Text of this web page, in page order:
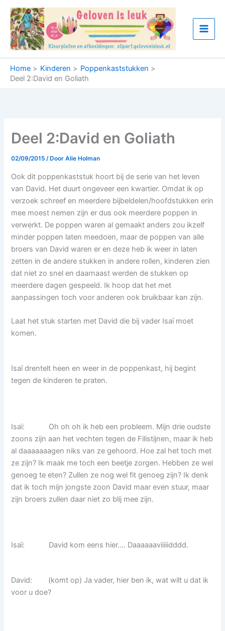
naar
inhoud
Home Kinderen
Poppenkaststukken
Deel 2:David en Goliath
Deel 2:David en Goliath
02/09/2015/ DoorAlie Holman
Ook dit poppenkaststuk hoort bij de serie van het leven
van David. Het duurt ongeveer een kwartier. Omdat ik op
verzoek schreef en meerdere bijbeldelen/hoofdstukken erin
mee moest nemen zijn er dus ook meerdere poppen in
verwerkt. De poppen waren al gemaakt anders zou ikzelf
minder poppen laten meedoen, maar de poppen van alle
broers van David waren er en deze heb ik weer in laten
zetten in de andere stukken in andere rollen, kinderen zien
dat niet zo snel en daarnaast werden de stukken op
meerdere dagen gespeeld. Ik hoop dat het met
aanpassingen toch voor anderen ook bruikbaar kan zijn.
Laat het stuk starten met David die bij vader Isaï moet
komen.
Isaï drentelt heen en weer in de poppenkast, hij begint
tegen de kinderen te praten.
Isaï: Oh oh oh ik heb een probleem. Mijn drie oudste
zoons zijn aan het vechten tegen de Filistijnen, maar ik heb
al daaaaaaagen niks van ze gehoord. Hoe zal het toch met
ze zijn? Ik maak me toch een beetje zorgen. Hebben ze wel
genoeg te eten? Zullen ze nog wel fit genoeg zijn? Ik denk
dat ik toch mijn jongste zoon David maar even stuur, maar
zijn broers zullen daar niet zo blij mee zijn.
Isaï: David kom eens hier…. Daaaaaaviiiiidddd.
David: (komt op) Ja vader, hier ben ik, wat wilt u dat ik
voor u doe?